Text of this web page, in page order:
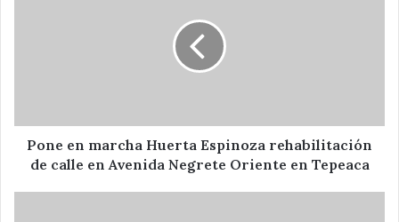
en
Avenida
Negrete
Pone en marcha Huerta Espinoza rehabilitación
de calle en Avenida Negrete Oriente en Tepeaca